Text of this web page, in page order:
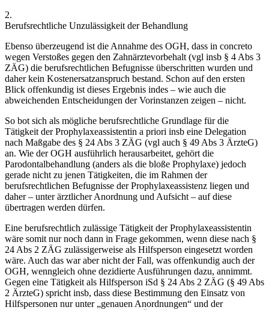
2.
Berufsrechtliche Unzulässigkeit der Behandlung
Ebenso überzeugend ist die Annahme des OGH, dass in concreto
wegen Verstoßes gegen den Zahnärztevorbehalt (vgl insb § 4 Abs 3
ZÄG) die berufsrechtlichen Befugnisse überschritten wurden und
daher kein Kostenersatzanspruch bestand. Schon auf den ersten
Blick offenkundig ist dieses Ergebnis indes – wie auch die
abweichenden Entscheidungen der Vorinstanzen zeigen – nicht.
So bot sich als mögliche berufsrechtliche Grundlage für die
Tätigkeit der Prophylaxeassistentin a priori insb eine Delegation
nach Maßgabe des § 24 Abs 3 ZÄG (vgl auch § 49 Abs 3 ÄrzteG)
an. Wie der OGH ausführlich herausarbeitet, gehört die
Parodontalbehandlung (anders als die bloße Prophylaxe) jedoch
gerade nicht zu jenen Tätigkeiten, die im Rahmen der
berufsrechtlichen Befugnisse der Prophylaxeassistenz liegen und
daher – unter ärztlicher Anordnung und Aufsicht – auf diese
übertragen werden dürfen.
Eine berufsrechtlich zulässige Tätigkeit der Prophylaxeassistentin
wäre somit nur noch dann in Frage gekommen, wenn diese nach §
24 Abs 2 ZÄG zulässigerweise als Hilfsperson eingesetzt worden
wäre. Auch das war aber nicht der Fall, was offenkundig auch der
OGH, wenngleich ohne dezidierte Ausführungen dazu, annimmt.
Gegen eine Tätigkeit als Hilfsperson iSd § 24 Abs 2 ZÄG (§ 49 Abs
2 ÄrzteG) spricht insb, dass diese Bestimmung den Einsatz von
Hilfspersonen nur unter „genauen Anordnungen“ und der